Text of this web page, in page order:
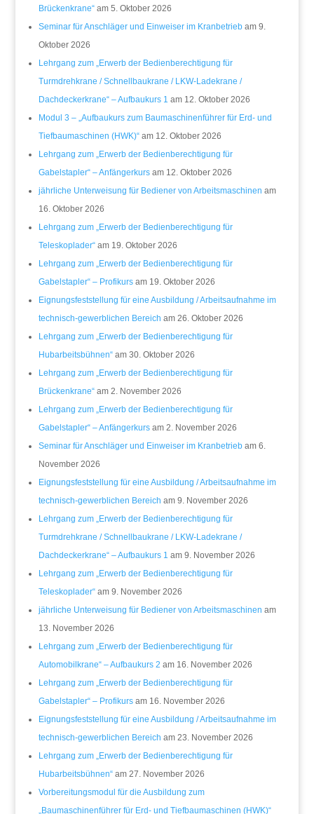
Brückenkrane“am 5. Oktober 2026
Seminar für Anschläger und Einweiser im Kranbetriebam 9.
Oktober 2026
Lehrgang zum „Erwerb der Bedienberechtigung für
Turmdrehkrane / Schnellbaukrane / LKW-Ladekrane /
Dachdeckerkrane“ – Aufbaukurs 1 am 12. Oktober 2026
Modul 3 – „Aufbaukurs zum Baumaschinenführer für Erd- und
Tiefbaumaschinen (HWK)“am 12. Oktober 2026
Lehrgang zum „Erwerb der Bedienberechtigung für
Gabelstapler“ – Anfängerkursam 12. Oktober 2026
jährliche Unterweisung für Bediener von Arbeitsmaschinen am
16. Oktober 2026
Lehrgang zum „Erwerb der Bedienberechtigung für
Teleskoplader“am 19. Oktober 2026
Lehrgang zum „Erwerb der Bedienberechtigung für
Gabelstapler“ – Profikursam 19. Oktober 2026
Eignungsfeststellung für eine Ausbildung / Arbeitsaufnahme im
technisch-gewerblichen Bereich am 26. Oktober 2026
Lehrgang zum „Erwerb der Bedienberechtigung für
Hubarbeitsbühnen“am 30. Oktober 2026
Lehrgang zum „Erwerb der Bedienberechtigung für
Brückenkrane“am 2. November 2026
Lehrgang zum „Erwerb der Bedienberechtigung für
Gabelstapler“ – Anfängerkursam 2. November 2026
Seminar für Anschläger und Einweiser im Kranbetriebam 6.
November 2026
Eignungsfeststellung für eine Ausbildung / Arbeitsaufnahme im
technisch-gewerblichen Bereich am 9. November 2026
Lehrgang zum „Erwerb der Bedienberechtigung für
Turmdrehkrane / Schnellbaukrane / LKW-Ladekrane /
Dachdeckerkrane“ – Aufbaukurs 1 am 9. November 2026
Lehrgang zum „Erwerb der Bedienberechtigung für
Teleskoplader“am 9. November 2026
jährliche Unterweisung für Bediener von Arbeitsmaschinen am
13. November 2026
Lehrgang zum „Erwerb der Bedienberechtigung für
Automobilkrane“ – Aufbaukurs 2 am 16. November 2026
Lehrgang zum „Erwerb der Bedienberechtigung für
Gabelstapler“ – Profikursam 16. November 2026
Eignungsfeststellung für eine Ausbildung / Arbeitsaufnahme im
technisch-gewerblichen Bereich am 23. November 2026
Lehrgang zum „Erwerb der Bedienberechtigung für
Hubarbeitsbühnen“am 27. November 2026
Vorbereitungsmodul für die Ausbildung zum
„Baumaschinenführer für Erd- und Tiefbaumaschinen (HWK)“